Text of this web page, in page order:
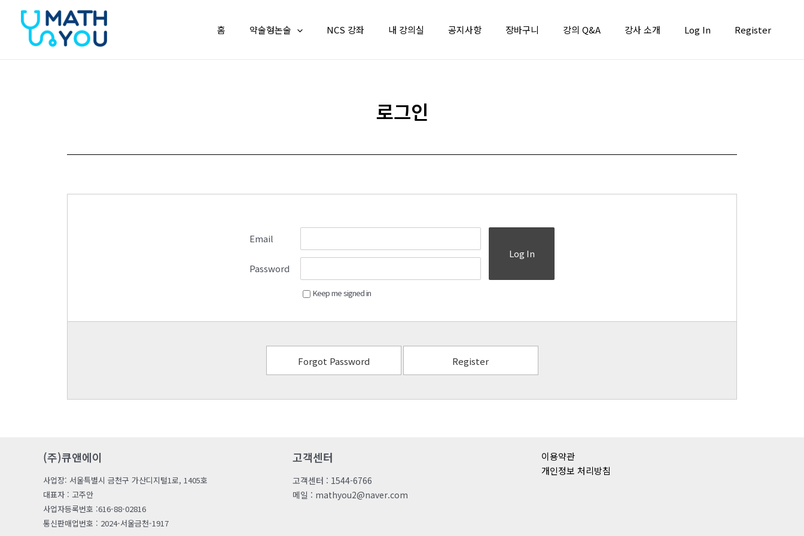
건너뛰기
홈 약술형논술 NCS 강좌 내 강의실 공지사항 장바구니 강의 Q&A 강사 소개 Log In Register
로그인
Email
Password
Keep me signed in
Log In
Forgot Password Register
(주)큐앤에이
사업장: 서울특별시 금천구 가산디지털1로, 1405호
대표자 : 고주안
사업자등록번호 :616-88-02816
통신판매업번호 : 2024-서울금천-1917
고객센터
고객센터 : 1544-6766
메일 : mathyou2@naver.com
이용약관
개인정보 처리방침